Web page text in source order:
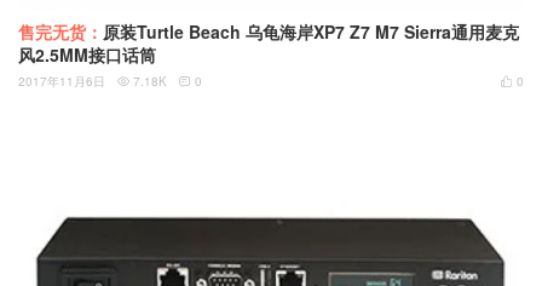
售完无货： 原装Turtle Beach 乌龟海岸XP7 Z7 M7 Sierra通用麦克
风2.5MM接口话筒
 0
2017年11月6日  7.18K  0